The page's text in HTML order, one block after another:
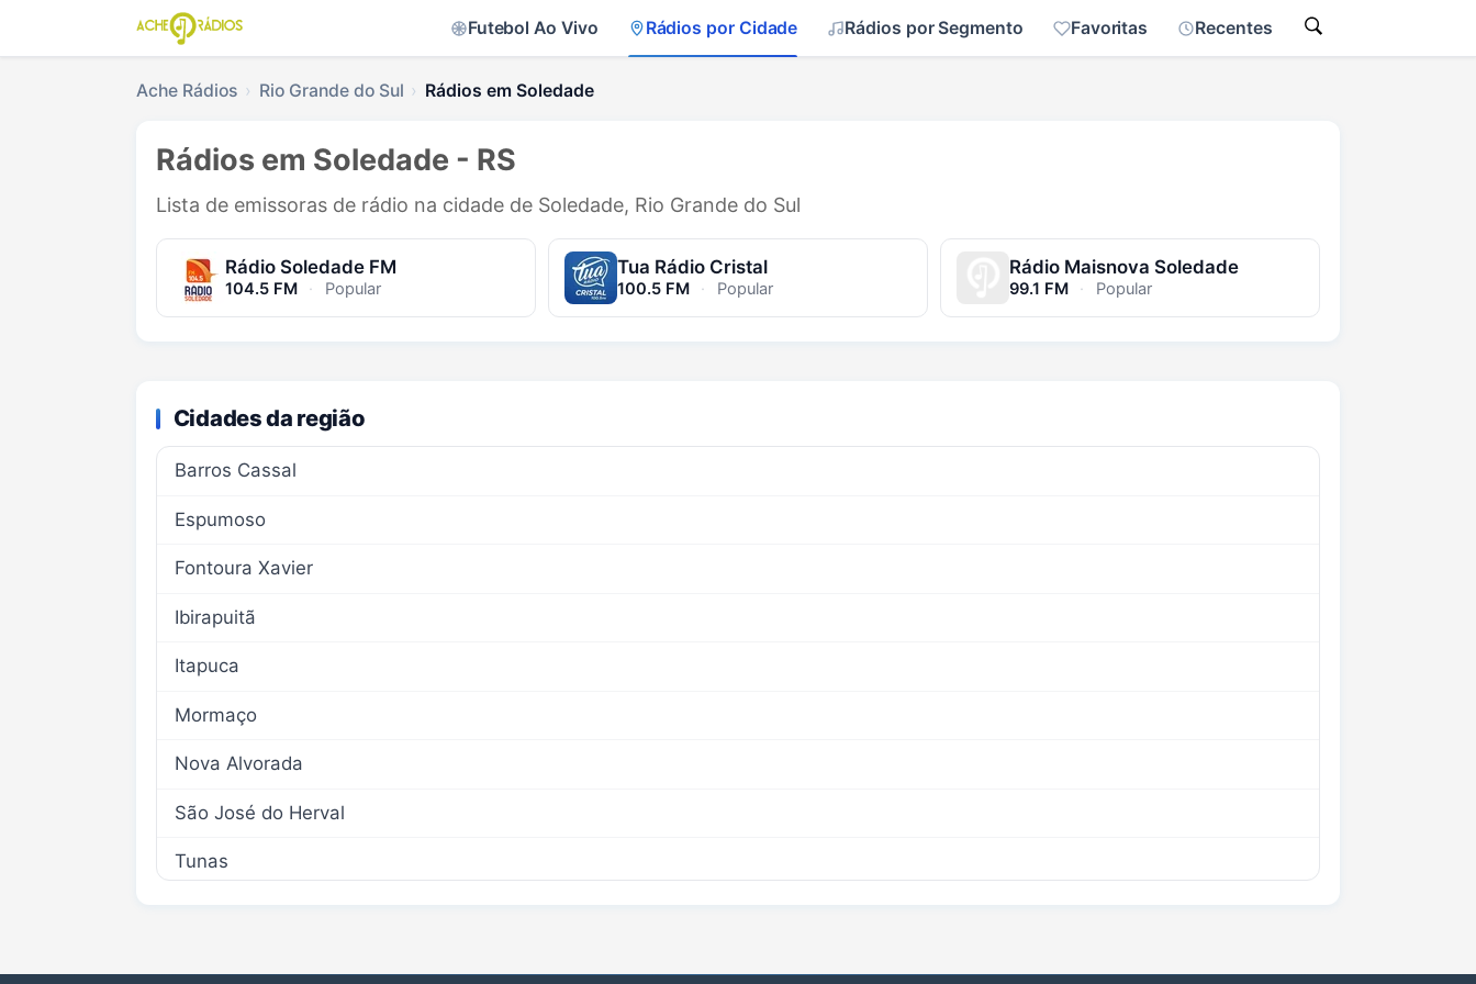
Futebol Ao Vivo Rádios por Cidade Rádios por Segmento Favoritas Recentes
Ache Rádios Rio Grande do Sul Rádios em Soledade
Rádios em Soledade - RS
Lista de emissoras de rádio na cidade de Soledade, Rio Grande do Sul
Rádio Soledade FM
104.5 FM · Popular
Tua Rádio Cristal
100.5 FM · Popular
Rádio Maisnova Soledade
99.1 FM · Popular
Cidades da região
Barros Cassal
Espumoso
Fontoura Xavier
Ibirapuitã
Itapuca
Mormaço
Nova Alvorada
São José do Herval
Tunas